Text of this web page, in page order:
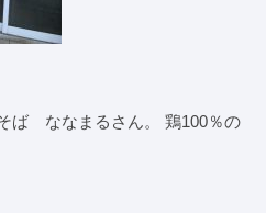
ば ななまるさん。 鶏100％の